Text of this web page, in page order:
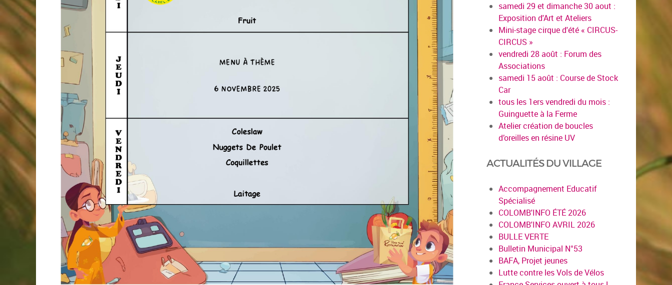
samedi 29 et dimanche 30 aout :
Exposition d'Art et Ateliers
Mini-stage cirque d'été « CIRCUS-
CIRCUS »
vendredi 28 août : Forum des
Associations
samedi 15 août : Course de Stock
Car
tous les 1ers vendredi du mois :
Guinguette à la Ferme
Atelier création de boucles
d’oreilles en résine UV
ACTUALITÉS DU VILLAGE
Accompagnement Educatif
Spécialisé
COLOMB'INFO ÉTÉ 2026
COLOMB'INFO AVRIL 2026
BULLE VERTE
Bulletin Municipal N°53
BAFA, Projet jeunes
Lutte contre les Vols de Vélos